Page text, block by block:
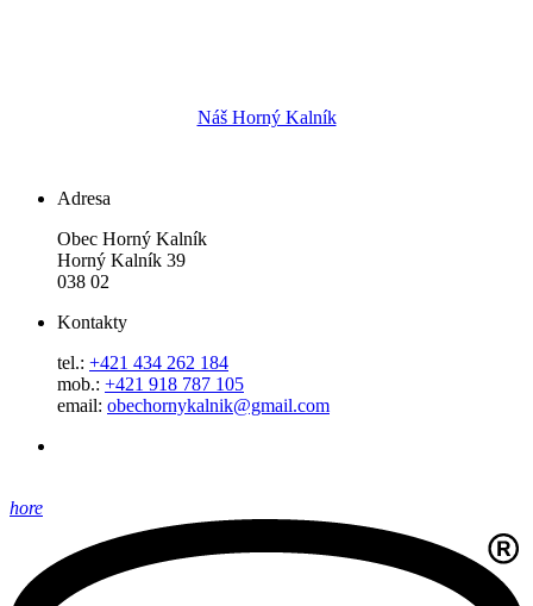
Náš Horný Kalník
Adresa
Obec Horný Kalník
Horný Kalník 39
038 02
Kontakty
tel.: +421 434 262 184
mob.: +421 918 787 105
email: obechornykalnik@gmail.com
hore